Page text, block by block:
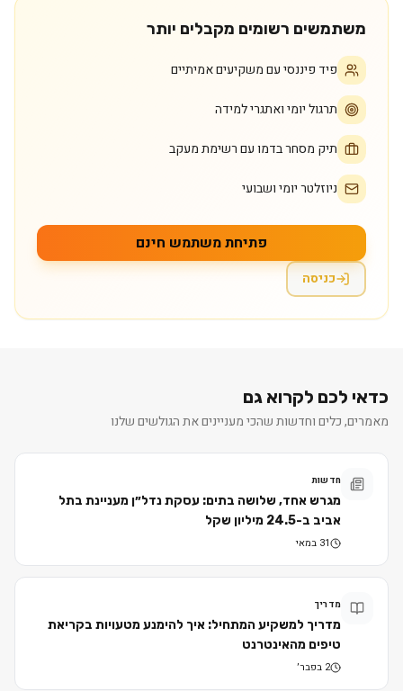
משתמשים רשומים מקבלים יותר
פיד פיננסי עם משקיעים אמיתיים
תרגול יומי ואתגרי למידה
תיק מסחר בדמו עם רשימת מעקב
ניוזלטר יומי ושבועי
פתיחת משתמש חינם
כניסה
כדאי לכם לקרוא גם
מאמרים, כלים וחדשות שהכי מעניינים את הגולשים שלנו
חדשות
מגרש אחד, שלושה בתים: עסקת נדל״ן מעניינת בתל
אביב ב-24.5 מיליון שקל
31 במאי
מדריך
מדריך למשקיע המתחיל: איך להימנע מטעויות בקריאת
טיפים מהאינטרנט
2 בפבר׳